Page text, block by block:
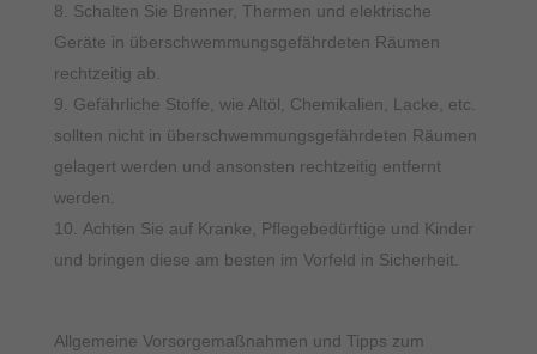
Schalten Sie Brenner, Thermen und elektrische
Geräte in überschwemmungsgefährdeten Räumen
rechtzeitig ab.
Gefährliche Stoffe, wie Altöl, Chemikalien, Lacke, etc.
sollten nicht in überschwemmungsgefährdeten Räumen
gelagert werden und ansonsten rechtzeitig entfernt
werden.
Achten Sie auf Kranke, Pflegebedürftige und Kinder
und bringen diese am besten im Vorfeld in Sicherheit.
Allgemeine Vorsorgemaßnahmen und Tipps zum